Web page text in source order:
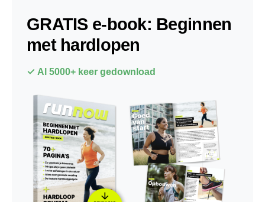
GRATIS e-book: Beginnen
met hardlopen
✓ Al 5000+ keer gedownload